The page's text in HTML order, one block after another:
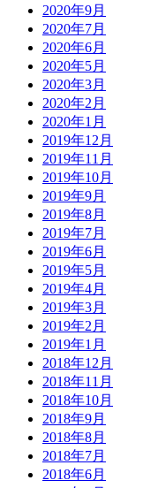
2020年9月
2020年7月
2020年6月
2020年5月
2020年3月
2020年2月
2020年1月
2019年12月
2019年11月
2019年10月
2019年9月
2019年8月
2019年7月
2019年6月
2019年5月
2019年4月
2019年3月
2019年2月
2019年1月
2018年12月
2018年11月
2018年10月
2018年9月
2018年8月
2018年7月
2018年6月